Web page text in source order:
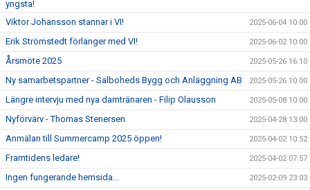
yngsta!
Viktor Johansson stannar i VI! 2025-06-04 10:00
Erik Strömstedt förlänger med VI! 2025-06-02 10:00
Årsmöte 2025 2025-05-26 16:10
Ny samarbetspartner - Salboheds Bygg och Anläggning AB 2025-05-26 10:00
Längre intervju med nya damtränaren - Filip Olausson 2025-05-08 10:00
Nyförvärv - Thomas Stenersen 2025-04-28 13:00
Anmälan till Summercamp 2025 öppen! 2025-04-02 10:52
Framtidens ledare! 2025-04-02 07:57
Ingen fungerande hemsida... 2025-02-09 23:03